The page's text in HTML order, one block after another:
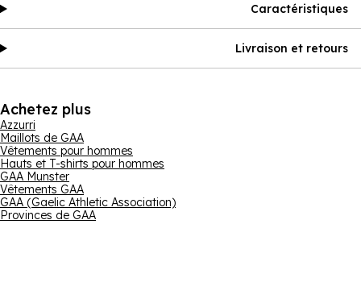
Caractéristiques
Livraison et retours
Achetez plus
Azzurri
Maillots de GAA
Vêtements pour hommes
Hauts et T-shirts pour hommes
GAA Munster
Vêtements GAA
GAA (Gaelic Athletic Association)
Provinces de GAA